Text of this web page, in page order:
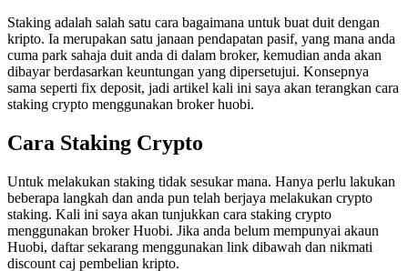
Staking adalah salah satu cara bagaimana untuk buat duit dengan
kripto. Ia merupakan satu janaan pendapatan pasif, yang mana anda
cuma park sahaja duit anda di dalam broker, kemudian anda akan
dibayar berdasarkan keuntungan yang dipersetujui. Konsepnya
sama seperti fix deposit, jadi artikel kali ini saya akan terangkan cara
staking crypto menggunakan broker huobi.
Cara Staking Crypto
Untuk melakukan staking tidak sesukar mana. Hanya perlu lakukan
beberapa langkah dan anda pun telah berjaya melakukan crypto
staking. Kali ini saya akan tunjukkan cara staking crypto
menggunakan broker Huobi. Jika anda belum mempunyai akaun
Huobi, daftar sekarang menggunakan link dibawah dan nikmati
discount caj pembelian kripto.